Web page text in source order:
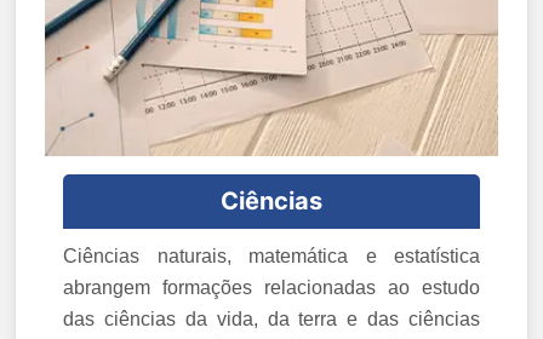
Ciências
Ciências naturais, matemática e estatística
abrangem formações relacionadas ao estudo
das ciências da vida, da terra e das ciências